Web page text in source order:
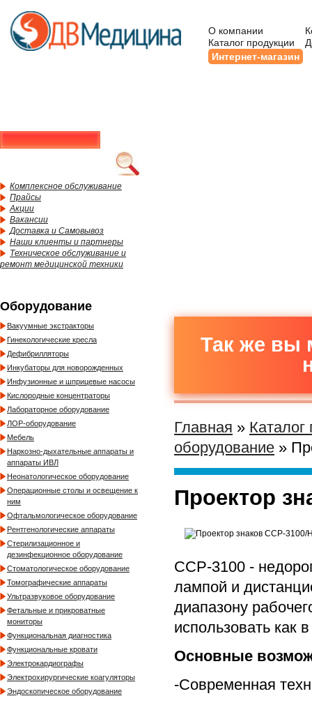
О компании
Каталог продукции
Интернет-магазин
Комплексное обслуживание
Прайсы
Акции
Вакансии
Доставка и Самовывоз
Наши клиенты и партнеры
Техническое обслуживание и
ремонт медицинской техники
Оборудование
Вакуумные экстракторы
Гинекологические кресла
Дефибрилляторы
Инкубаторы для новорожденных
Инфузионные и шприцевые насосы
Кислородные концентраторы
Лабораторное оборудование
ЛОР-оборудование
Мебель
Наркозно-дыхательные аппараты и
аппараты ИВЛ
Неонатологическое оборудование
Операционные столы и освещение к
ним
Офтальмологическое оборудование
Рентгенологические аппараты
Стерилизационное и
дезинфекционное оборудование
Стоматологическое оборудование
Томографические аппараты
Ультразвуковое оборудование
Фетальные и прикроватные
мониторы
Функциональная диагностика
Функциональные кровати
Электрокардиографы
Электрохирургические коагуляторы
Эндоскопическое оборудование
Так же вы
Главная » Каталог
оборудование »
Проектор
CСP-3100 -
лампой и
диапазону
использовать как
Основные
-Современная